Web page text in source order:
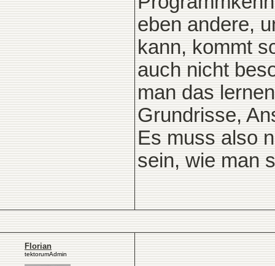
eben andere,
kann, kommt
auch nicht
man das
Grundrisse,
Es muss also
sein, wie man
Florian
tektorumAdmin